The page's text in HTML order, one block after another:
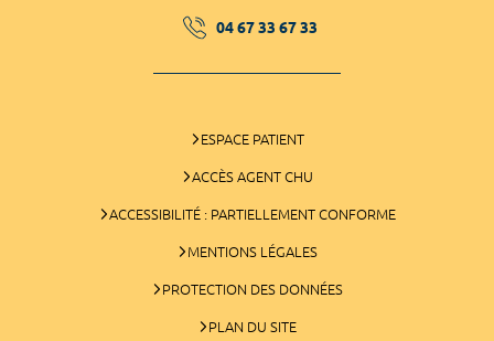
04 67 33 67 33
ESPACE PATIENT
ACCÈS AGENT CHU
ACCESSIBILITÉ : PARTIELLEMENT CONFORME
MENTIONS LÉGALES
PROTECTION DES DONNÉES
PLAN DU SITE